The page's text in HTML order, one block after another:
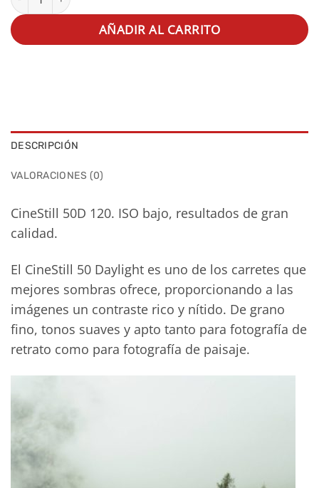
AÑADIR AL CARRITO
DESCRIPCIÓN
VALORACIONES (0)
CineStill 50D 120. ISO bajo, resultados de gran
calidad.
El CineStill 50 Daylight es uno de los carretes que
mejores sombras ofrece, proporcionando a las
imágenes un contraste rico y nítido. De grano
fino, tonos suaves y apto tanto para fotografía de
retrato como para fotografía de paisaje.